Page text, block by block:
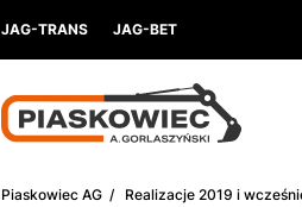
JAG-TRANS JAG-BET
Piaskowiec AG / Realizacje 2019 i